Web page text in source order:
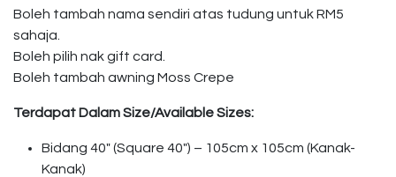
Boleh tambah nama sendiri atas tudung untuk RM5
sahaja.
Boleh pilih nak gift card.
Boleh tambah awning Moss Crepe
Terdapat Dalam Size/Available Sizes:
Bidang 40″ (Square 40″) – 105cm x 105cm (Kanak-
Kanak)